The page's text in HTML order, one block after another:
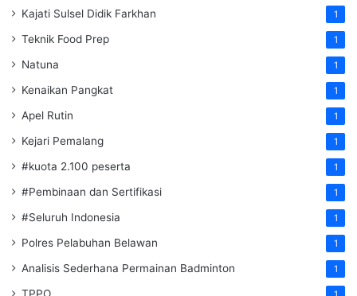
Kajati Sulsel Didik Farkhan 1
Teknik Food Prep 1
Natuna 1
Kenaikan Pangkat 1
Apel Rutin 1
Kejari Pemalang 1
#kuota 2.100 peserta 1
#Pembinaan dan Sertifikasi 1
#Seluruh Indonesia 1
Polres Pelabuhan Belawan 1
Analisis Sederhana Permainan Badminton 1
TPPO